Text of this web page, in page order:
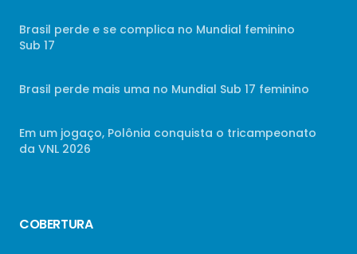
Brasil perde e se complica no Mundial feminino
Sub 17
Brasil perde mais uma no Mundial Sub 17 feminino
Em um jogaço, Polônia conquista o tricampeonato
da VNL 2026
COBERTURA